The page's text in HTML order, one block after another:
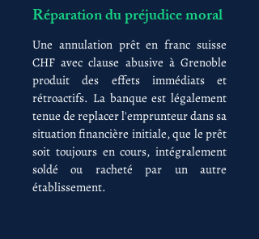
Réparation du préjudice moral
Une annulation prêt en franc suisse
CHF avec clause abusive à Grenoble
produit des effets immédiats et
rétroactifs. La banque est légalement
tenue de replacer l'emprunteur dans sa
situation financière initiale, que le prêt
soit toujours en cours, intégralement
soldé ou racheté par un autre
établissement.